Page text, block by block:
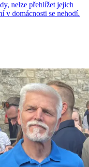
nelze přehlížet jejich
v domácnosti se nehodí.